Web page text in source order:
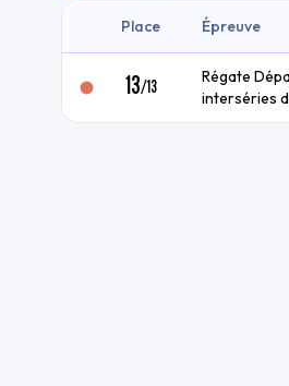
Place
Épreuve
13/13
Régate
interséries